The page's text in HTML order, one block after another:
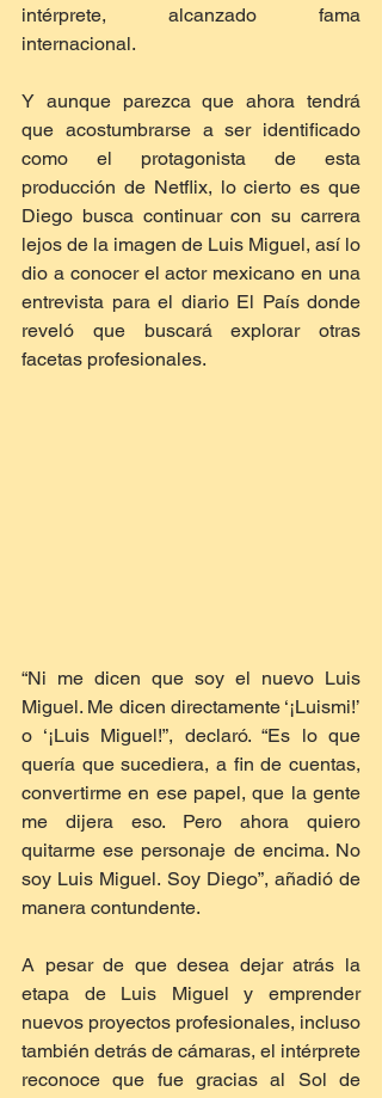
intérprete, alcanzado fama
internacional.
Y aunque parezca que ahora tendrá
que acostumbrarse a ser identificado
como el protagonista de esta
producción de Netflix, lo cierto es que
Diego busca continuar con su carrera
lejos de la imagen de Luis Miguel, así lo
dio a conocer el actor mexicano en una
entrevista para el diario El País donde
reveló que buscará explorar otras
facetas profesionales.
“Ni me dicen que soy el nuevo Luis
Miguel. Me dicen directamente ‘¡Luismi!’
o ‘¡Luis Miguel!”, declaró. “Es lo que
quería que sucediera, a fin de cuentas,
convertirme en ese papel, que la gente
me dijera eso. Pero ahora quiero
quitarme ese personaje de encima. No
soy Luis Miguel. Soy Diego”, añadió de
manera contundente.
A pesar de que desea dejar atrás la
etapa de Luis Miguel y emprender
nuevos proyectos profesionales, incluso
también detrás de cámaras, el intérprete
reconoce que fue gracias al Sol de